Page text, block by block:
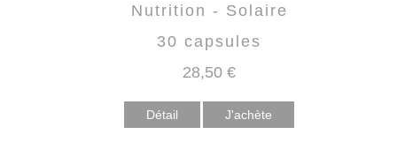
Nutrition - Solaire
30 capsules
28,50 €
Détail